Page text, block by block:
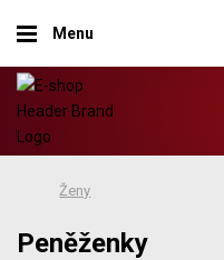
Menu
Ženy
Peněženky